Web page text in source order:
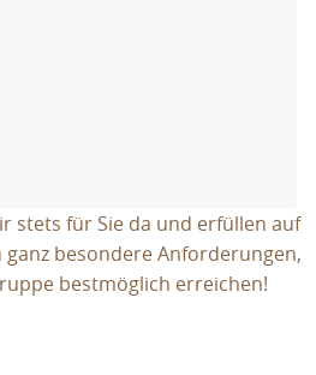
stets für Sie da und erfüllen auf
besondere Anforderungen,
bestmöglich erreichen!